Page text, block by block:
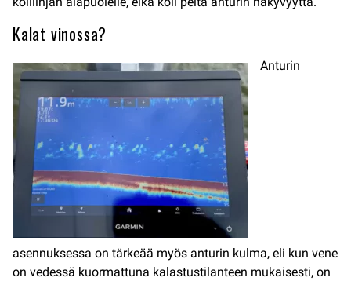
Kalat vinossa?
Anturin
asennuksessa on tärkeää myös anturin kulma, eli kun vene
on vedessä kuormattuna kalastustilanteen mukaisesti, on